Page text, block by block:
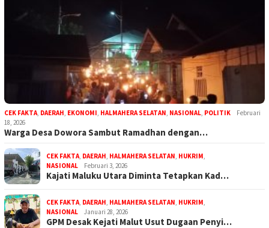
CEK FAKTA, DAERAH, EKONOMI, HALMAHERA SELATAN, NASIONAL, POLITIK
Februari
18, 2026
Warga Desa Dowora Sambut Ramadhan dengan…
CEK FAKTA, DAERAH, HALMAHERA SELATAN, HUKRIM,
NASIONAL
Februari 3, 2026
Kajati Maluku Utara Diminta Tetapkan Kad…
CEK FAKTA, DAERAH, HALMAHERA SELATAN, HUKRIM,
NASIONAL
Januari 28, 2026
GPM Desak Kejati Malut Usut Dugaan Penyi…